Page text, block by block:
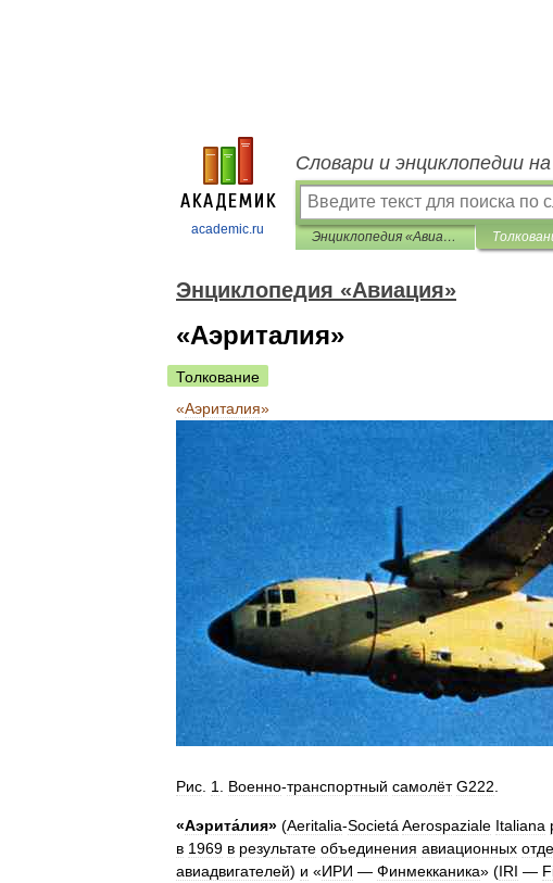
academic.ru
Словари и энциклопедии
Энциклопедия «Авиация»
Энциклопедия «Авиация»
«Аэриталия»
Толкование
«Аэриталия»
Рис 1 Военно-транспортный самолёт G222
«Аэрита́лия» (Aeritalia-Societá Aerospaziale Italiana
в 1969 в результате объединения авиационных
авиадвигателей) и «ИРИ — Финмекканика» (IRI —